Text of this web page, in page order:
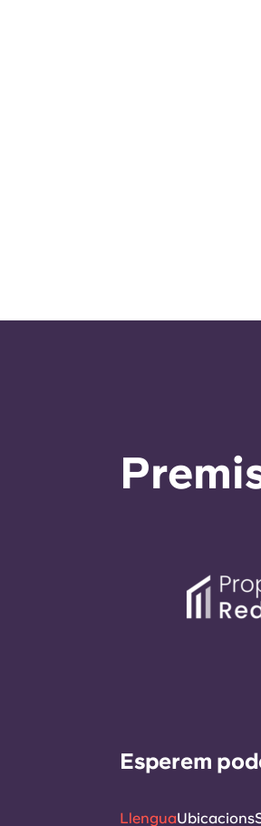
Esperem
LlenguaUbicacions